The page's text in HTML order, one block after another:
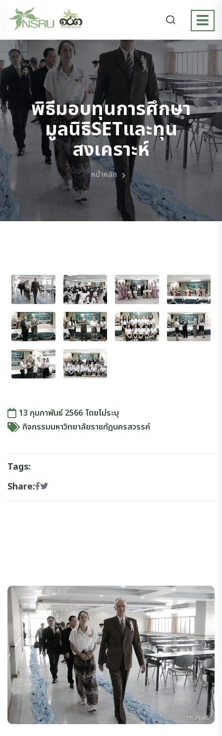
พิธีมอบทุนการศึกษา
มูลนิธิSETและทุน
สงเคราะห์
หน้าหลัก
13 กุมภาพันธ์ 2566 โดยไม่ระบุ
กิจกรรมมหาวิทยาลัยราชภัฏนครสวรรค์
Tags:
Share: